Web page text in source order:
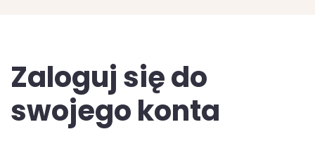
Zaloguj się do
swojego konta